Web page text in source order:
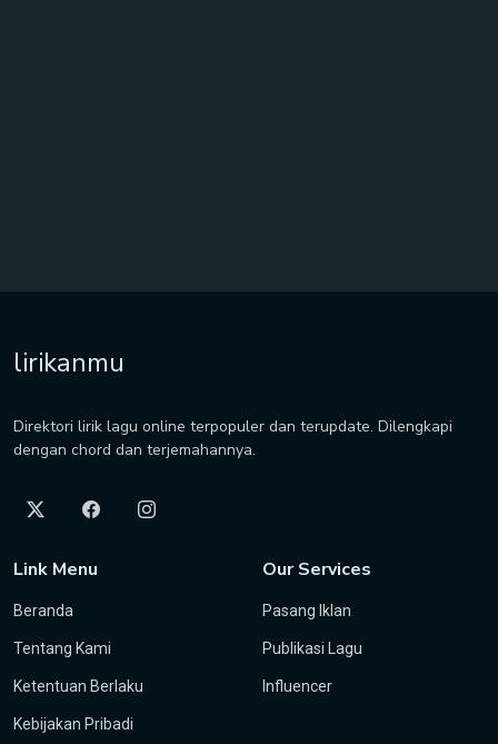
lirikanmu
Direktori lirik lagu online terpopuler dan terupdate. Dilengkapi
dengan chord dan terjemahannya.
Link Menu
Beranda
Tentang Kami
Ketentuan Berlaku
Kebijakan Pribadi
Our Services
Pasang Iklan
Publikasi Lagu
Influencer